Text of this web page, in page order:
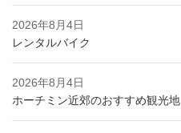
2026年8月4日
レンタルバイク
2026年8月4日
ホーチミン近郊のおすすめ観光地